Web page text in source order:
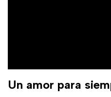
Un amor para